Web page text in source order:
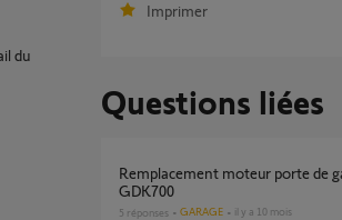
du
Imprimer
Questions liées
Remplacement moteur porte de garage
GDK700
5 réponses GARAGE il y a 10 mois